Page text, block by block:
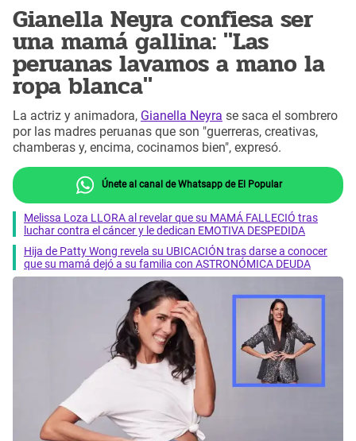
Gianella Neyra confiesa ser
una mamá gallina: "Las
peruanas lavamos a mano la
ropa blanca"
La actriz y animadora, Gianella Neyra se saca el sombrero
por las madres peruanas que son "guerreras, creativas,
chamberas y, encima, cocinamos bien", expresó.
Únete al canal de Whatsapp de El Popular
Melissa Loza LLORA al revelar que su MAMÁ FALLECIÓ tras
luchar contra el cáncer y le dedican EMOTIVA DESPEDIDA
Hija de Patty Wong revela su UBICACIÓN tras darse a conocer
que su mamá dejó a su familia con ASTRONÓMICA DEUDA